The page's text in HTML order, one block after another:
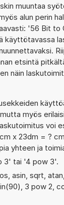
muuntaa
alun perin
'56 Bit to
käyttötavassa
etsintä
näin
myös
voi
x 23dm = ?
yhteen ja
3' tai '4 pow 3'.
asin, sqrt,
3 pow 2,